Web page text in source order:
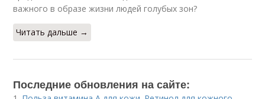
важного в образе жизни людей голубых зон?
Читать дальше →
Последние обновления на сайте: